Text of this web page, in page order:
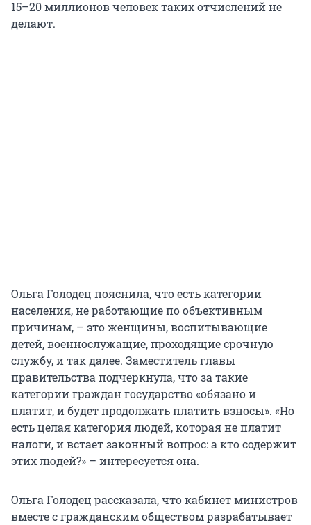
15–20 миллионов человек таких отчислений не
делают.
Ольга Голодец пояснила, что есть категории
населения, не работающие по объективным
причинам, – это женщины, воспитывающие
детей, военнослужащие, проходящие срочную
службу, и так далее. Заместитель главы
правительства подчеркнула, что за такие
категории граждан государство «обязано и
платит, и будет продолжать платить взносы». «Но
есть целая категория людей, которая не платит
налоги, и встает законный вопрос: а кто содержит
этих людей?» – интересуется она.
Ольга Голодец рассказала, что кабинет министров
вместе с гражданским обществом разрабатывает